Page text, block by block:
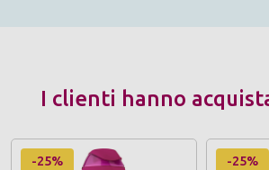
I clienti hanno
-25% -25%